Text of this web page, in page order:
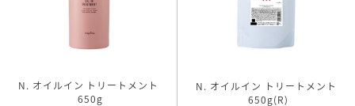
N. オイルイン トリートメント
650g
N. オイルイン トリートメント
650g(R)